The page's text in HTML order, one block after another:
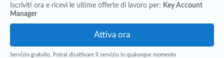
Iscriviti ora e ricevi le ultime offerte di lavoro per: Key Account
Manager
Servizio gratuito. Potrai disattivare il servizio in qualunque momento